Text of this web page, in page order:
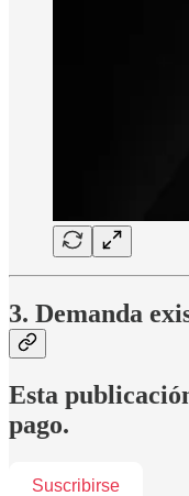
3. Demanda
Esta
pago.
Suscribirse